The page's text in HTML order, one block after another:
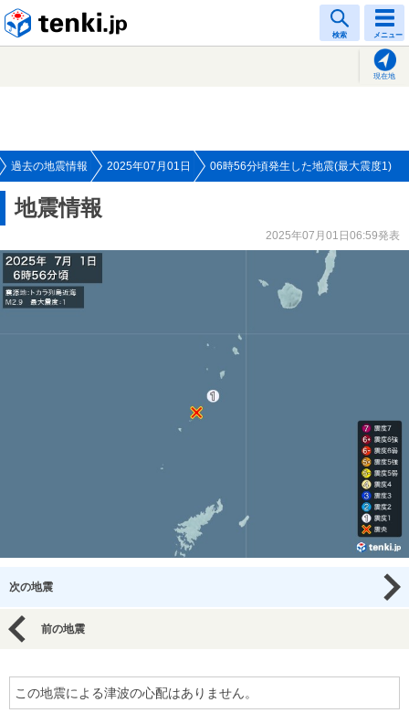
検索 メニュー
現在地
過去の地震情報 2025年07月01日 06時56分頃発生した地震(最大震度1)
地震情報
2025年07月01日06:59発表
次の地震
前の地震
この地震による津波の心配はありません。